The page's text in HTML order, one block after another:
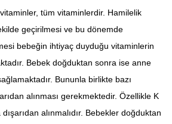
tüm vitaminlerdir. Hamilelik
geçirilmesi ve bu dönemde
bebeğin ihtiyaç duyduğu vitaminlerin
Bebek doğduktan sonra ise anne
Bununla birlikte bazı
alınması gerekmektedir. Özellikle K
alınmalıdır. Bebekler doğduktan